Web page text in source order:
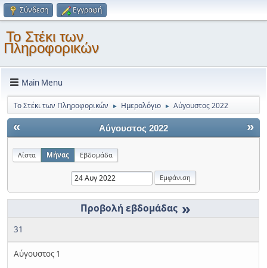
Σύνδεση Εγγραφή
Το Στέκι των
Πληροφορικών
Main Menu
Το Στέκι των Πληροφορικών ► Ημερολόγιο ► Αύγουστος 2022
« »
Αύγουστος 2022
Λίστα Μήνας Εβδομάδα
»
31
Αύγουστος 1